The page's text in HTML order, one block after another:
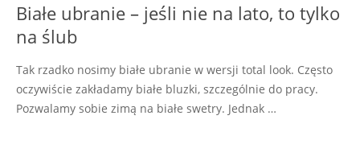
Białe ubranie – jeśli nie na lato, to tylko
na ślub
Tak rzadko nosimy białe ubranie w wersji total look. Często
oczywiście zakładamy białe bluzki, szczególnie do pracy.
Pozwalamy sobie zimą na białe swetry. Jednak …